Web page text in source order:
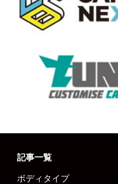
記事一覧
ボディタイプ